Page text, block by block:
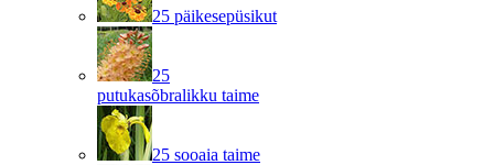
25 päikesepüsikut
25
putukasõbralikku taime
25 sooaia taime